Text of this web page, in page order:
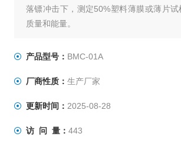
落镖冲击下，测定50%塑料薄膜或薄片
质量和能量。
产品型号： BMC-01A
厂商性质： 生产厂家
更新时间： 2025-08-28
访 问 量： 443